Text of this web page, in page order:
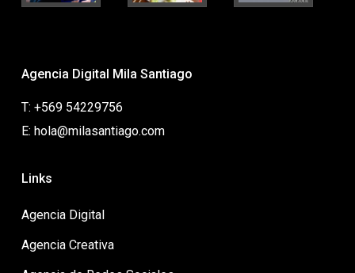
Agencia Digital Mila Santiago
T: +569 54229756
E: hola@milasantiago.com
Links
Agencia Digital
Agencia Creativa